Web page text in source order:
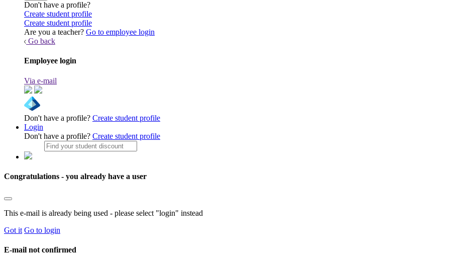
Don't have a profile?
Create student profile
Create student profile
Are you a teacher? Go to employee login
Go back
Employee login
Via e-mail
Don't have a profile? Create student profile
Login
Don't have a profile? Create student profile
Congratulations - you already have a user
This e-mail is already being used - please select "login" instead
Got it Go to login
E-mail not confirmed